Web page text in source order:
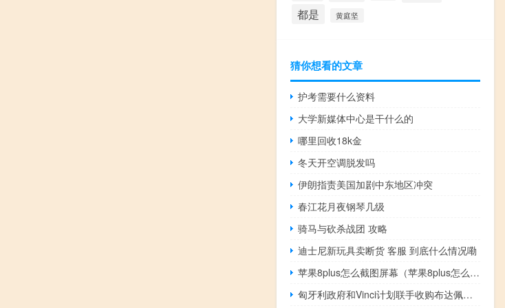
都是 黄庭坚
猜你想看的文章
护考需要什么资料
大学新媒体中心是干什么的
哪里回收18k金
冬天开空调脱发吗
伊朗指责美国加剧中东地区冲突
春江花月夜钢琴几级
骑马与砍杀战团 攻略
迪士尼新玩具卖断货 客服 到底什么情况嘞
苹果8plus怎么截图屏幕（苹果8plus怎么截图）
匈牙利政府和Vinci计划联手收购布达佩斯机场